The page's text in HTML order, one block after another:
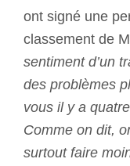
ont signé une
classement de
sentiment d’un
des problèmes
vous il y a
Comme on dit,
surtout faire